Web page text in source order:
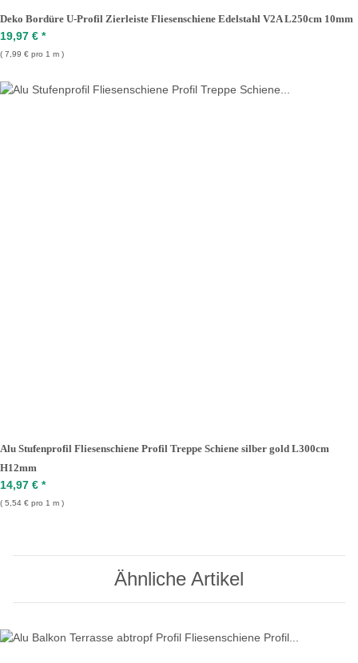
Deko Bordüre U-Profil Zierleiste Fliesenschiene Edelstahl V2A L250cm 10mm
19,97 € *
7,99 € pro 1 m
Alu Stufenprofil Fliesenschiene Profil Treppe Schiene silber gold L300cm
H12mm
14,97 € *
5,54 € pro 1 m
Ähnliche Artikel